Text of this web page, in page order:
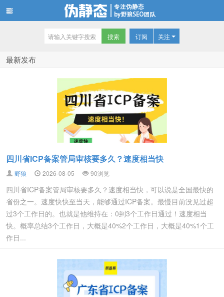
订阅 关注
最新发布
四川省ICP备案管局审核要多久？速度相当快
野狼 2026-08-05 90浏览
四川省ICP备案管局审核要多久？速度相当快，可以说是全国最快的
省份之一。速度快快至当天，能够通过ICP备案。最慢目前没见过超
过3个工作日的。也就是他维持在：0到3个工作日通过！速度相当
快。概率总结3个工作日，大概是40%2个工作日，大概是40%1个工
作日...